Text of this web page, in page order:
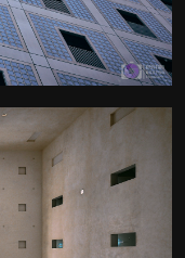
: 24mm |
: ISO-160